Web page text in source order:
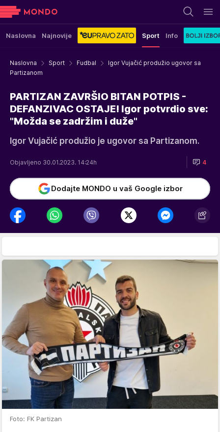
Naslovna Najnovije Sport Info
Naslovna Sport Fudbal
Igor Vujačić produžio ugovor sa
Partizanom
PARTIZAN ZAVRŠIO BITAN POTPIS -
DEFANZIVAC OSTAJE! Igor potvrdio sve:
"Možda se zadržim i duže"
Igor Vujačić produžio je ugovor sa Partizanom.
Objavljeno 30.01.2023. 14:24h 4
Dodajte MONDO u vaš Google izbor
Foto: FK Partizan